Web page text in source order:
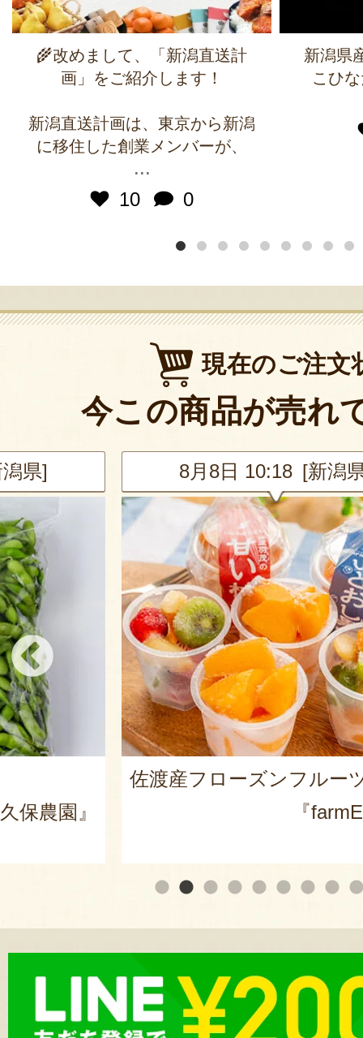
🌾改めまして、「新潟直送計
画」をご紹介します！
新潟直送計画は、東京から新潟
に移住した創業メンバーが、
...
10
0
新潟県
こひ
現在のご注文
今この商品が売れ
県]
』
8月8日 10:18 [新潟
笹だんご詰め合わせ
『田中